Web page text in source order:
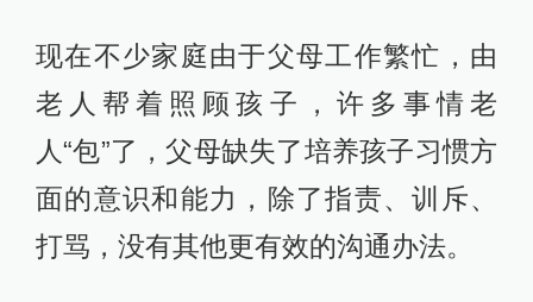
现在不少家庭由于父母工作繁忙，由
老人帮着照顾孩子，许多事情老
人“包”了，父母缺失了培养孩子习惯方
面的意识和能力，除了指责、训斥、
打骂，没有其他更有效的沟通办法。